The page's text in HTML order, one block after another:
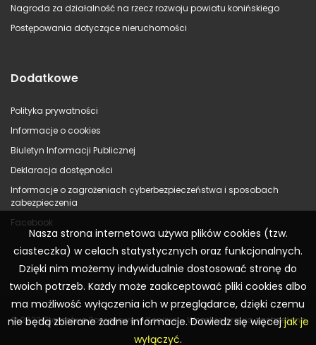
Nagroda za działalność na rzecz rozwoju powiatu konińskiego
Postępowania dotyczące nieruchomości
Dodatkowe
Polityka prywatności
Informacje o cookies
Biuletyn Informacji Publicznej
Deklaracja dostępności
Informacje o zagrożeniach cyberbezpieczeństwa i sposobach
zabezpieczenia
Facebook
© 2023 Starostwo Powiatowe w Koninie – Wszelkie prawa zastrzeżone
Nasza strona internetowa używa plików cookies (tzw.
ciasteczka) w celach statystycznych oraz funkcjonalnych.
Dzięki nim możemy indywidualnie dostosować stronę do
twoich potrzeb. Każdy może zaakceptować pliki cookies albo
ma możliwość wyłączenia ich w przeglądarce, dzięki czemu
nie będą zbierane żadne informacje. Dowiedz się więcejjak je
wyłączyć.